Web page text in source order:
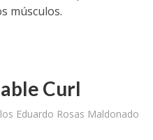
músculos.
Curl
Eduardo Rosas Maldonado